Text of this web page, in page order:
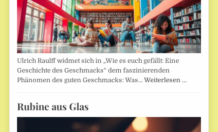
Ulrich Raulff widmet sich in „Wie es euch gefällt: Eine
Geschichte des Geschmacks“ dem faszinierenden
Phänomen des guten Geschmacks: Was…Weiterlesen …
Rubine aus Glas